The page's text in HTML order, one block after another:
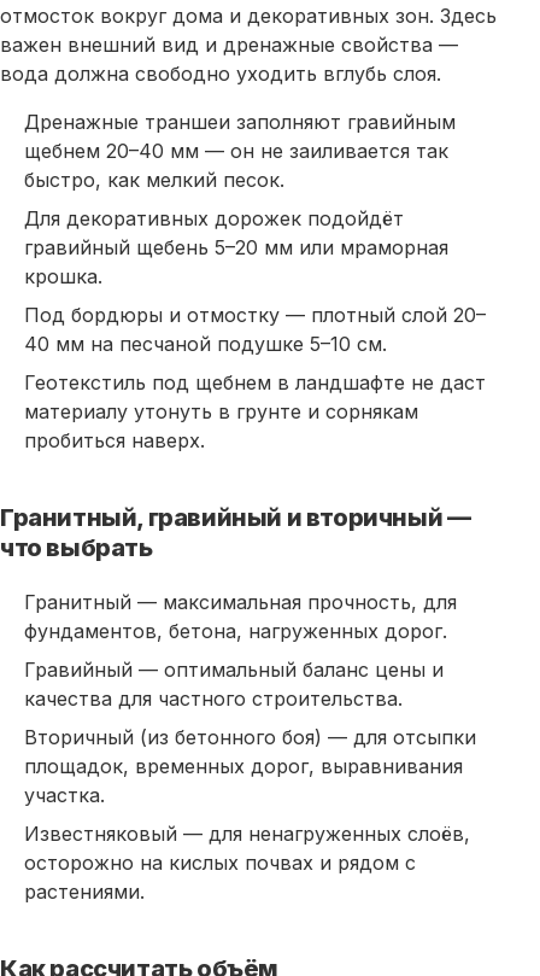
отмосток вокруг дома и декоративных зон. Здесь
важен внешний вид и дренажные свойства —
вода должна свободно уходить вглубь слоя.
Дренажные траншеи заполняют гравийным
щебнем 20–40 мм — он не заиливается так
быстро, как мелкий песок.
Для декоративных дорожек подойдёт
гравийный щебень 5–20 мм или мраморная
крошка.
Под бордюры и отмостку — плотный слой 20–
40 мм на песчаной подушке 5–10 см.
Геотекстиль под щебнем в ландшафте не даст
материалу утонуть в грунте и сорнякам
пробиться наверх.
Гранитный, гравийный и вторичный —
что выбрать
Гранитный — максимальная прочность, для
фундаментов, бетона, нагруженных дорог.
Гравийный — оптимальный баланс цены и
качества для частного строительства.
Вторичный (из бетонного боя) — для отсыпки
площадок, временных дорог, выравнивания
участка.
Известняковый — для ненагруженных слоёв,
осторожно на кислых почвах и рядом с
растениями.
Как рассчитать объём